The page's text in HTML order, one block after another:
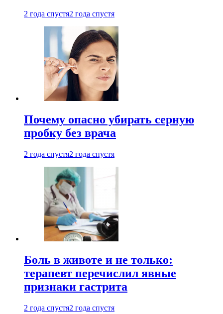
2 года спустя2 года спустя
Почему опасно убирать серную
пробку без врача
2 года спустя2 года спустя
Боль в животе и не только:
терапевт перечислил явные
признаки гастрита
2 года спустя2 года спустя